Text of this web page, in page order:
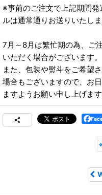
※事前のご注文で上記期間
ルは通常通りお送りいたしま
7月～8月は繁忙期の為、ご
いただく場合がございます。
また、包装や熨斗をご希望
場合もございますので、お
ますようお願い申し上げます